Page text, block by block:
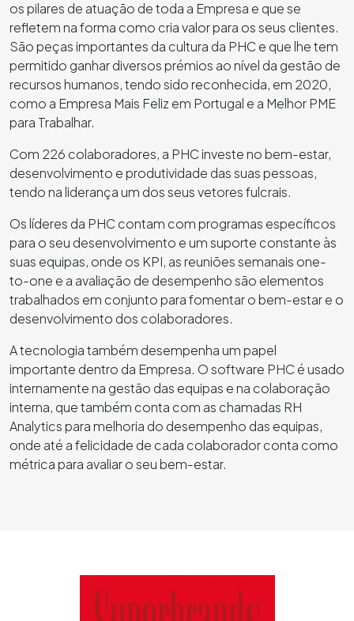
os pilares de atuação de toda a Empresa e que se
refletem na forma como cria valor para os seus clientes.
São peças importantes da cultura da PHC e que lhe tem
permitido ganhar diversos prémios ao nível da gestão de
recursos humanos, tendo sido reconhecida, em 2020,
como a Empresa Mais Feliz em Portugal e a Melhor PME
para Trabalhar.
Com 226 colaboradores, a PHC investe no bem-estar,
desenvolvimento e produtividade das suas pessoas,
tendo na liderança um dos seus vetores fulcrais.
Os líderes da PHC contam com programas específicos
para o seu desenvolvimento e um suporte constante às
suas equipas, onde os KPI, as reuniões semanais one-
to-one e a avaliação de desempenho são elementos
trabalhados em conjunto para fomentar o bem-estar e o
desenvolvimento dos colaboradores.
A tecnologia também desempenha um papel
importante dentro da Empresa. O software PHC é usado
internamente na gestão das equipas e na colaboração
interna, que também conta com as chamadas RH
Analytics para melhoria do desempenho das equipas,
onde até a felicidade de cada colaborador conta como
métrica para avaliar o seu bem-estar.